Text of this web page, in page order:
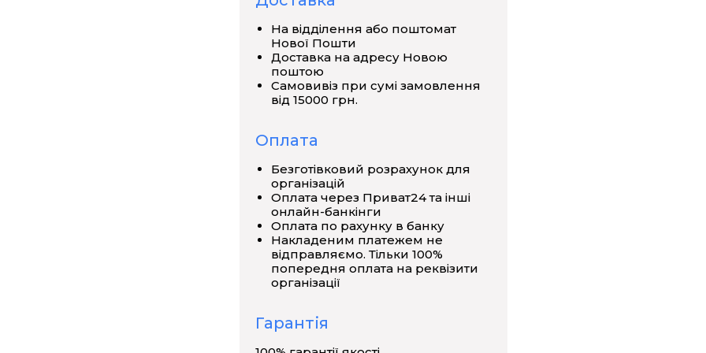
збудженням,
На відділення або поштомат
Нової Пошти
Доставка на адресу Новою
поштою
Самовивіз при сумі замовлення
від 15000 грн.
Оплата
Безготівковий розрахунок для
організацій
Оплата через Приват24 та інші
онлайн-банкінги
Оплата по рахунку в банку
Накладеним платежем не
відправляємо. Тільки 100%
попередня оплата на реквізити
організації
Гарантія